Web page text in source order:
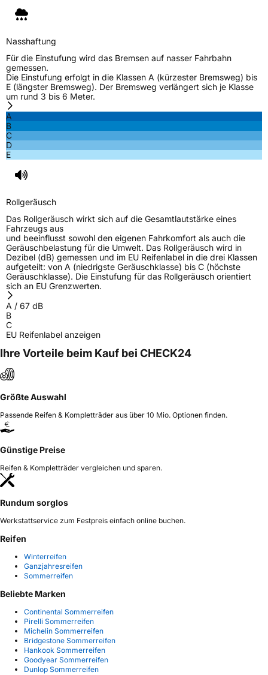
Nasshaftung
Für die Einstufung wird das Bremsen auf nasser Fahrbahn
gemessen.
Die Einstufung erfolgt in die Klassen A (kürzester Bremsweg) bis
E (längster Bremsweg). Der Bremsweg verlängert sich je Klasse
um rund 3 bis 6 Meter.
A
B
C
D
E
Rollgeräusch
Das Rollgeräusch wirkt sich auf die Gesamtlautstärke eines
Fahrzeugs aus
und beeinflusst sowohl den eigenen Fahrkomfort als auch die
Geräuschbelastung für die Umwelt. Das Rollgeräusch wird in
Dezibel (dB) gemessen und im EU Reifenlabel in die drei Klassen
aufgeteilt: von A (niedrigste Geräuschklasse) bis C (höchste
Geräuschklasse). Die Einstufung für das Rollgeräusch orientiert
sich an EU Grenzwerten.
A / 67 dB
B
C
EU Reifenlabel anzeigen
Ihre Vorteile beim Kauf bei CHECK24
Größte Auswahl
Passende Reifen & Kompletträder aus über 10 Mio. Optionen finden.
Günstige Preise
Reifen & Kompletträder vergleichen und sparen.
Rundum sorglos
Werkstattservice zum Festpreis einfach online buchen.
Reifen
Winterreifen
Ganzjahresreifen
Sommerreifen
Beliebte Marken
Continental Sommerreifen
Pirelli Sommerreifen
Michelin Sommerreifen
Bridgestone Sommerreifen
Hankook Sommerreifen
Goodyear Sommerreifen
Dunlop Sommerreifen